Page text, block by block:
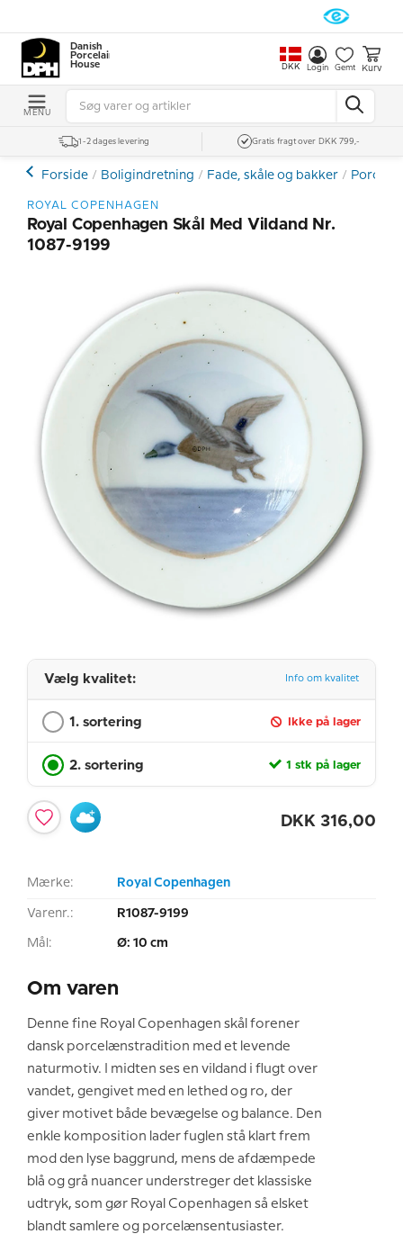
Danish
Porcelain
House
DKK Login Gemt Kurv
MENU
1-2 dages levering Gratis fragt over DKK 799,-
Forside Boligindretning Fade, skåle og bakker
ROYAL COPENHAGEN
Royal Copenhagen Skål Med Vildand Nr.
1087-9199
Vælg kvalitet: Info om kvalitet
1. sortering Ikke på lager
2. sortering 1 stk på lager
DKK 316,00
Mærke: Royal Copenhagen
Varenr.: R1087-9199
Mål: Ø: 10 cm
Om varen
Denne fine Royal Copenhagen skål forener
dansk porcelænstradition med et levende
naturmotiv. I midten ses en vildand i flugt over
vandet, gengivet med en lethed og ro, der
giver motivet både bevægelse og balance. Den
enkle komposition lader fuglen stå klart frem
mod den lyse baggrund, mens de afdæmpede
blå og grå nuancer understreger det klassiske
udtryk, som gør Royal Copenhagen så elsket
blandt samlere og porcelænsentusiaster.